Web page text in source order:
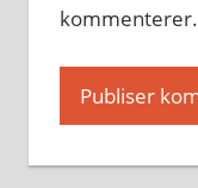
kommenterer.